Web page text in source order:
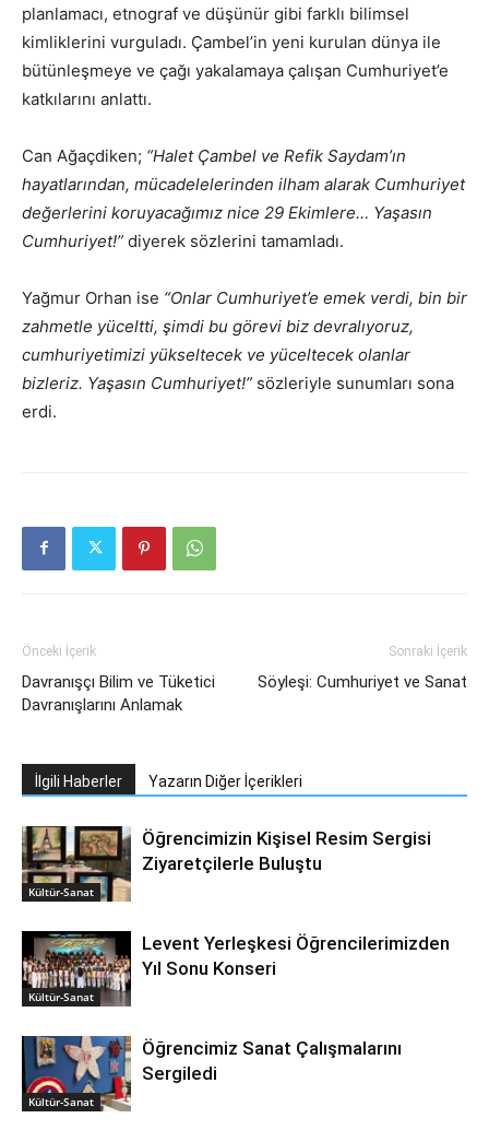
planlamacı, etnograf ve düşünür gibi farklı bilimsel
kimliklerini vurguladı. Çambel’in yeni kurulan dünya ile
bütünleşmeye ve çağı yakalamaya çalışan Cumhuriyet’e
katkılarını anlattı.
Can Ağaçdiken; “Halet Çambel ve Refik Saydam’ın
hayatlarından, mücadelelerinden ilham alarak Cumhuriyet
değerlerini koruyacağımız nice 29 Ekimlere… Yaşasın
Cumhuriyet!” diyerek sözlerini tamamladı.
Yağmur Orhan ise “Onlar Cumhuriyet’e emek verdi, bin bir
zahmetle yüceltti, şimdi bu görevi biz devralıyoruz,
cumhuriyetimizi yükseltecek ve yüceltecek olanlar
bizleriz. Yaşasın Cumhuriyet!” sözleriyle sunumları sona
erdi.
Önceki İçerik
Davranışçı Bilim ve Tüketici
Davranışlarını Anlamak
Sonraki İçerik
Söyleşi: Cumhuriyet ve Sanat
İlgili Haberler Yazarın Diğer İçerikleri
Kültür-Sanat
Öğrencimizin Kişisel Resim Sergisi
Ziyaretçilerle Buluştu
Kültür-Sanat
Levent Yerleşkesi Öğrencilerimizden
Yıl Sonu Konseri
Kültür-Sanat
Öğrencimiz Sanat Çalışmalarını
Sergiledi